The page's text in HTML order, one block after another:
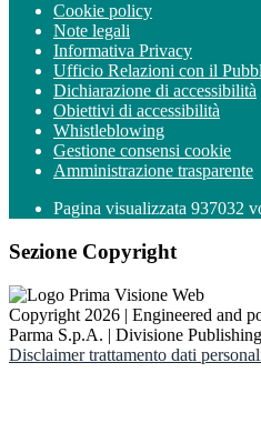
Cookie policy
Note legali
Informativa Privacy
Ufficio Relazioni con il
Dichiarazione di accessibilità
Obiettivi di accessibilità
Whistleblowing
Gestione consensi cookie
Amministrazione trasparente
Pagina visualizzata 937032
Sezione Copyright
Copyright 2026 | Engineered and
Parma S.p.A. | Divisione
Disclaimer trattamento dati